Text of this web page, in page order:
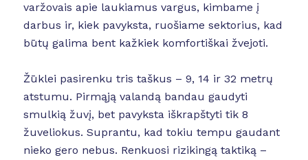
varžovais apie laukiamus vargus, kimbame į
darbus ir, kiek pavyksta, ruošiame sektorius, kad
būtų galima bent kažkiek komfortiškai žvejoti.
Žūklei pasirenku tris taškus – 9, 14 ir 32 metrų
atstumu. Pirmąją valandą bandau gaudyti
smulkią žuvį, bet pavyksta iškrapštyti tik 8
žuveliokus. Suprantu, kad tokiu tempu gaudant
nieko gero nebus. Renkuosi rizikingą taktiką –